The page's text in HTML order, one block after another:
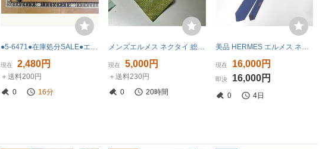
現在 2,480円
＋送料200円
0
15分
メンズエルメス ネクタイ 総柄 幾何学模様 イエローグリーン系 シルク100% ビジネス
現在 5,000円
＋送料230円
0
20時間
現在 16,000円
即決 16,000円
0 4日